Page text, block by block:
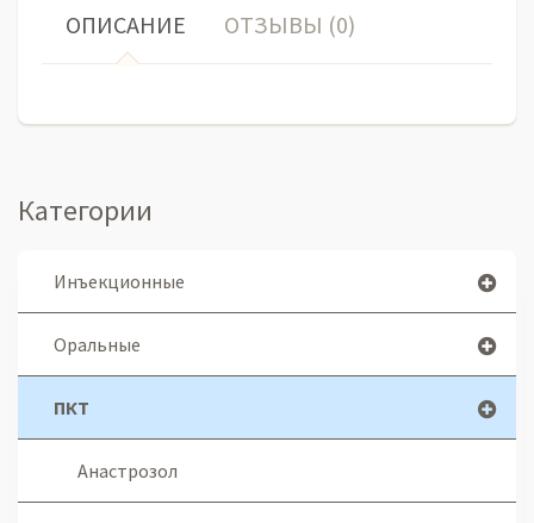
ОПИСАНИЕ ОТЗЫВЫ (0)
Категории
Инъекционные
Оральные
ПКТ
Анастрозол